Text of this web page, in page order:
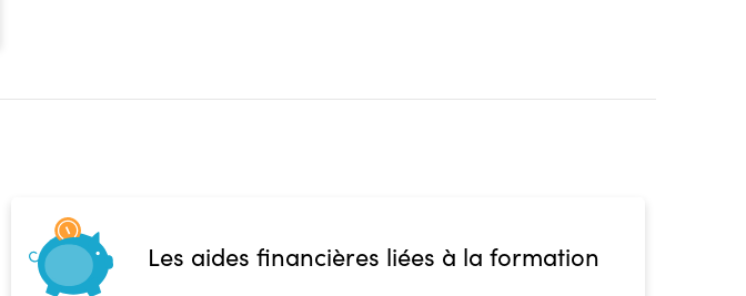
Les aides financières liées à la formation